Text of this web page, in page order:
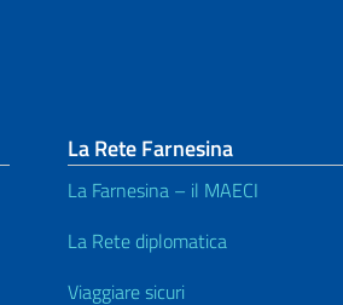
La Rete Farnesina
La Farnesina – il MAECI
La Rete diplomatica
Viaggiare sicuri